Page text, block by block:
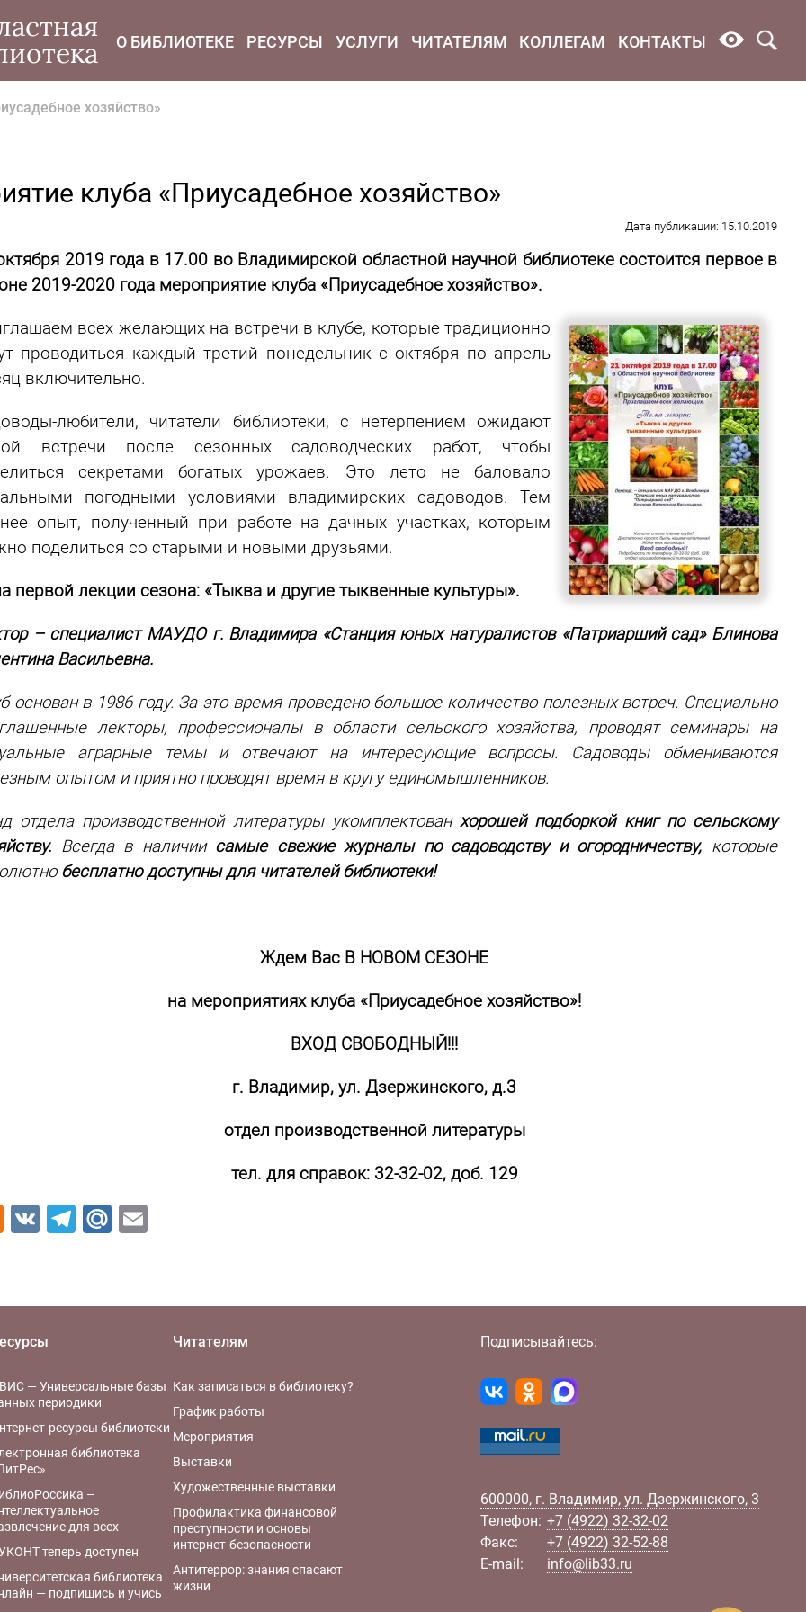
О БИБЛИОТЕКЕ РЕСУРСЫ УСЛУГИ ЧИТАТЕЛЯМ КОЛЛЕГАМ КОНТАКТЫ
хозяйство»
клуба «Приусадебное хозяйство»
Дата публикации: 15.10.2019
2019 года в 17.00 во Владимирской областной научной библиотеке состоится первое в
2019-2020 года мероприятие клуба «Приусадебное хозяйство».
всех желающих на встречи в клубе, которые традиционно
проводиться каждый третий понедельник с октября по апрель
включительно.
любители, читатели библиотеки, с нетерпением ожидают
встречи после сезонных садоводческих работ, чтобы
секретами богатых урожаев. Это лето не баловало
погодными условиями владимирских садоводов. Тем
опыт, полученный при работе на дачных участках, которым
поделиться со старыми и новыми друзьями.
первой лекции сезона: «Тыква и другие тыквенные культуры».
– специалист МАУДО г. Владимира «Станция юных натуралистов «Патриарший сад» Блинова
Васильевна.
основан в 1986 году. За это время проведено большое количество полезных встреч. Специально
лекторы, профессионалы в области сельского хозяйства, проводят семинары на
аграрные темы и отвечают на интересующие вопросы. Садоводы обмениваются
опытом и приятно проводят время в кругу единомышленников.
отдела производственной литературы укомплектованхорошей подборкой книг по сельскому
Всегда в наличии самые свежие журналы по садоводству и огородничеству, которые
бесплатно доступны для читателей библиотеки!
Ждем Вас В НОВОМ СЕЗОНЕ
на мероприятиях клуба «Приусадебное хозяйство»!
ВХОД СВОБОДНЫЙ!!!
г. Владимир, ул. Дзержинского, д.3
отдел производственной литературы
тел. для справок: 32-32-02, доб. 129
Odnoklassniki
VK Telegram
Mail.Ru
— Универсальные базы
периодики
ресурсы библиотеки
библиотека
–
для всех
теперь доступен
библиотека
— подпишись и учись
Читателям
Как записаться в библиотеку?
График работы
Мероприятия
Выставки
Художественные выставки
Профилактика финансовой
преступности и основы
интернет-безопасности
Антитеррор: знания спасают
жизни
Подписывайтесь:
600000, г. Владимир, ул. Дзержинского, 3
Телефон: +7 (4922) 32-32-02
Факс:
+7 (4922) 32-52-88
E-mail:
info@lib33.ru